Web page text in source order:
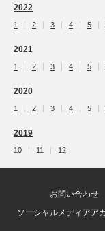
2022
1 2 3 4 5
2021
1 2 3 4 5
2020
1 2 3 4 5
2019
10 11 12
お問い合わせ
ソーシャルメディアア